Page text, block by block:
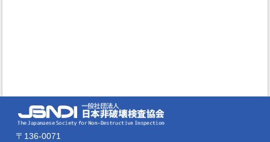
〒136-0071